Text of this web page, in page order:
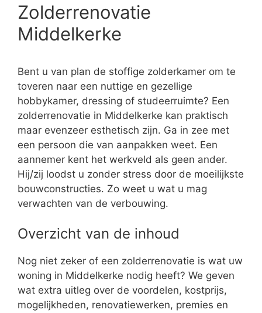
Zolderrenovatie
Middelkerke
Bent u van plan de stoffige zolderkamer om te
toveren naar een nuttige en gezellige
hobbykamer, dressing of studeerruimte? Een
zolderrenovatie in Middelkerke kan praktisch
maar evenzeer esthetisch zijn. Ga in zee met
een persoon die van aanpakken weet. Een
aannemer kent het werkveld als geen ander.
Hij/zij loodst u zonder stress door de moeilijkste
bouwconstructies. Zo weet u wat u mag
verwachten van de verbouwing.
Overzicht van de inhoud
Nog niet zeker of een zolderrenovatie is wat uw
woning in Middelkerke nodig heeft? We geven
wat extra uitleg over de voordelen, kostprijs,
mogelijkheden, renovatiewerken, premies en